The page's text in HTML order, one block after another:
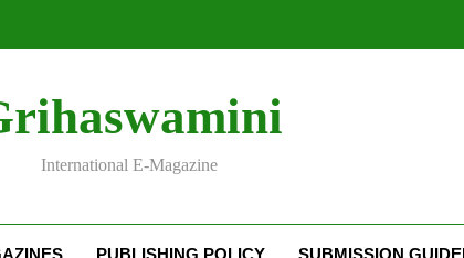
International E-Magazine
PUBLISHING POLICY SUBMISSION